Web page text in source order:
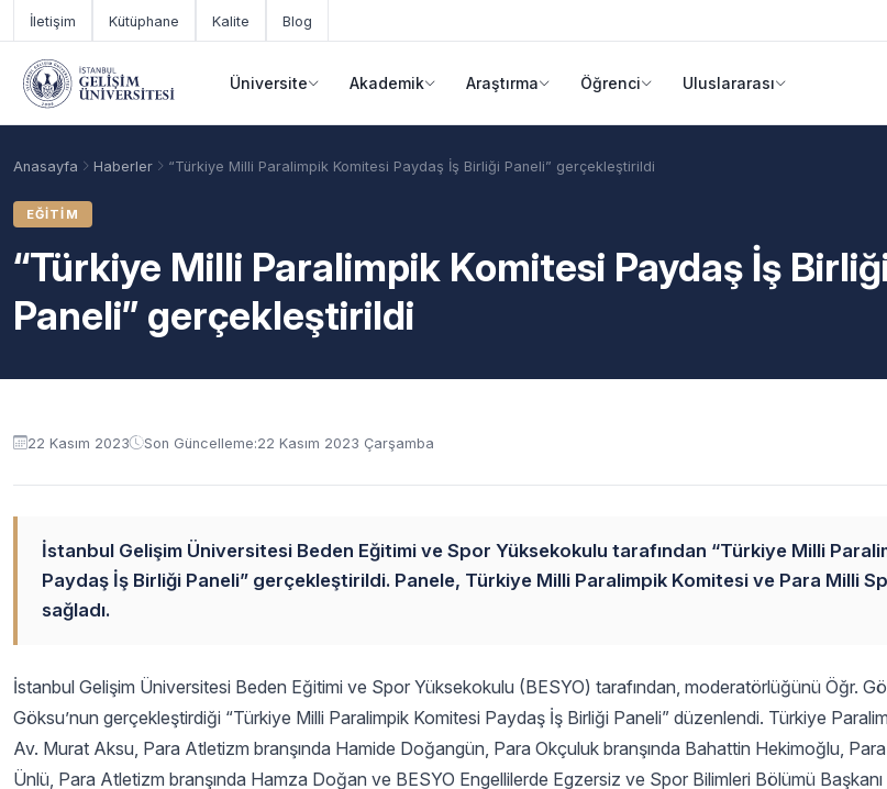
Ana içeriğe geç
İletişim Kütüphane Kalite Blog
Üniversite Akademik Araştırma Öğrenci Uluslararası
Anasayfa Haberler “Türkiye Milli Paralimpik Komitesi Paydaş İş Birliği Paneli” gerçekleştirildi
EĞITIM
“Türkiye Milli Paralimpik Komitesi Paydaş İş
Paneli” gerçekleştirildi
22 Kasım 2023 Son Güncelleme:22 Kasım 2023 Çarşamba
İstanbul Gelişim Üniversitesi Beden Eğitimi ve Spor Yüksekokulu tarafından “Türkiye Milli
Paydaş İş Birliği Paneli” gerçekleştirildi. Panele, Türkiye Milli Paralimpik Komitesi ve Para Milli
sağladı.
İstanbul Gelişim Üniversitesi Beden Eğitimi ve Spor Yüksekokulu (BESYO) tarafından, moderatörlüğünü Öğr.
Göksu’nun gerçekleştirdiği “Türkiye Milli Paralimpik Komitesi Paydaş İş Birliği Paneli” düzenlendi. Türkiye
Av. Murat Aksu, Para Atletizm branşında Hamide Doğangün, Para Okçuluk branşında Bahattin Hekimoğlu,
Ünlü, Para Atletizm branşında Hamza Doğan ve BESYO Engellilerde Egzersiz ve Spor Bilimleri Bölümü